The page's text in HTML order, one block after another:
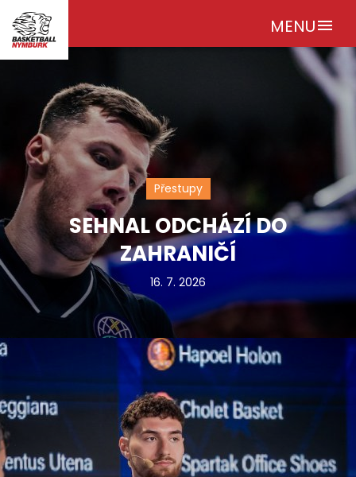
MENUmenu
Přestupy
SEHNAL ODCHÁZÍ DO
ZAHRANIČÍ
16. 7. 2026